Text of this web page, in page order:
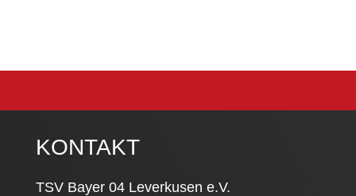
KONTAKT
TSV Bayer 04 Leverkusen e.V.